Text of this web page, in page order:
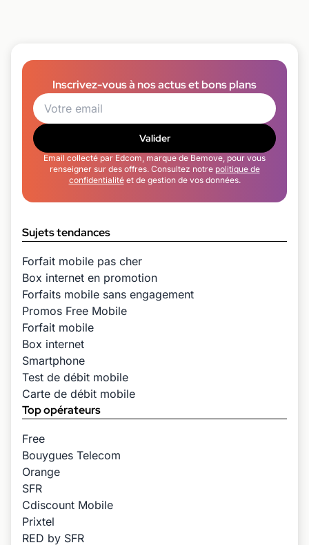
Inscrivez-vous à nos actus et bons plans
Valider
Email collecté par Edcom, marque de Bemove, pour vous
renseigner sur des offres. Consultez notre politique de
confidentialitéet de gestion de vos données.
Sujets tendances
Forfait mobile pas cher
Box internet en promotion
Forfaits mobile sans engagement
Promos Free Mobile
Forfait mobile
Box internet
Smartphone
Test de débit mobile
Carte de débit mobile
Top opérateurs
Free
Bouygues Telecom
Orange
SFR
Cdiscount Mobile
Prixtel
RED by SFR